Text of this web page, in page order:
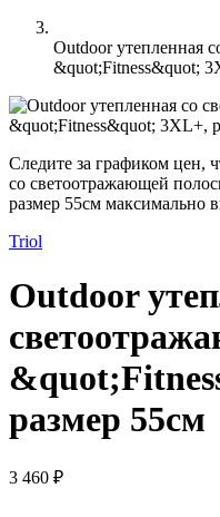
Outdoor утепленная
&quot;Fitness&quot;
Следите за графиком цен,
со светоотражающей
размер 55см максимально
Triol
Outdoor
размер 55см
3 460 ₽